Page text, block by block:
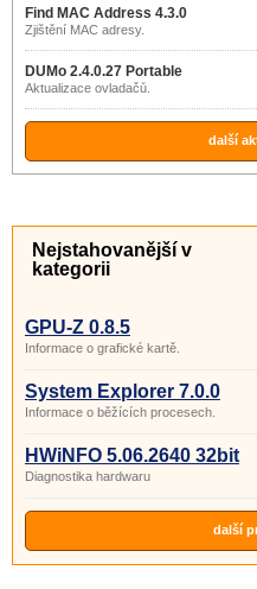
Find MAC Address 4.3.0
Zjištění MAC adresy.
DUMo 2.4.0.27 Portable
Aktualizace ovladačů.
další
Nejstahovanější v
kategorii
GPU-Z 0.8.5
Informace o grafické kartě.
System Explorer 7.0.0
Informace o běžících procesech.
HWiNFO 5.06.2640 32bit
Diagnostika hardwaru
další